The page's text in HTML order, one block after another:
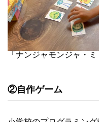
「ナンジャモンジャ・
②自作ゲーム